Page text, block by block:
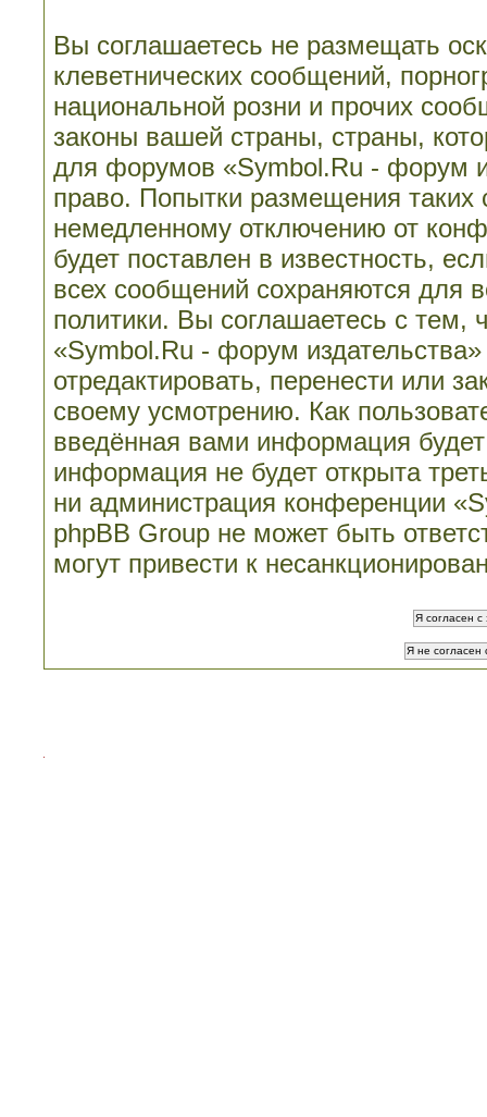
Вы соглашаетесь не размещать
клеветнических сообщений,
национальной розни и прочих
законы вашей страны, страны,
для форумов «Symbol.Ru - форум
право. Попытки размещения
немедленному отключению от
будет поставлен в известность,
всех сообщений сохраняются для
политики. Вы соглашаетесь с
«Symbol.Ru - форум
отредактировать, перенести или
своему усмотрению. Как
введённая вами информация
информация не будет открыта
ни администрация конференции
phpBB Group не может быть
могут привести к